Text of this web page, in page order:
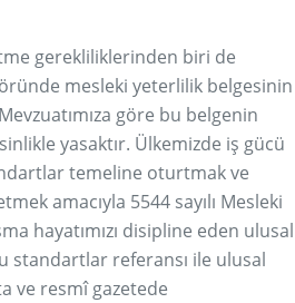
gerekliliklerinden biri de
mesleki yeterlilik belgesinin
göre bu belgenin
yasaktır. Ülkemizde iş gücü
temeline oturtmak ve
amacıyla 5544 sayılı Mesleki
hayatımızı disipline eden ulusal
standartlar referansı ile ulusal
ve resmî gazetede